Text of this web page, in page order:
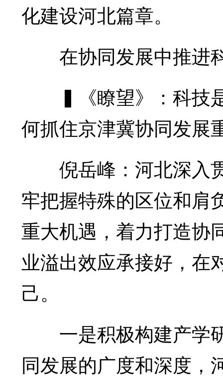
化建设河北篇章。
在协同发展中推进
▍《瞭望》：科技是
何抓住京津冀协同发展
倪岳峰：河北深入
牢把握特殊的区位和肩
重大机遇，着力打造协
业溢出效应承接好，在
己。
一是积极构建产学
同发展的广度和深度，